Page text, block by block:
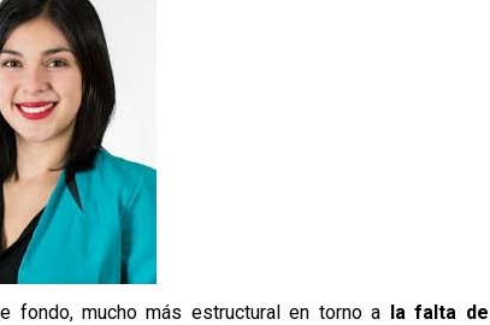
fondo, mucho más estructural en torno a la falta de